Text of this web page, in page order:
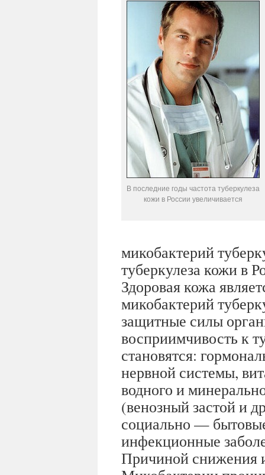
В последние годы частота туберкулеза
кожи в России увеличивается
микобактерий
туберкулеза кожи в
Здоровая кожа
микобактерий
защитные силы
восприимчивость к
становятся:
нервной системы,
водного и
(венозный застой и
социально —
инфекционные
Причиной снижения